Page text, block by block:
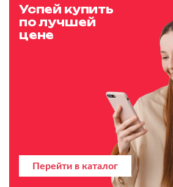
Успей купить
по лучшей
цене
Перейти в каталог